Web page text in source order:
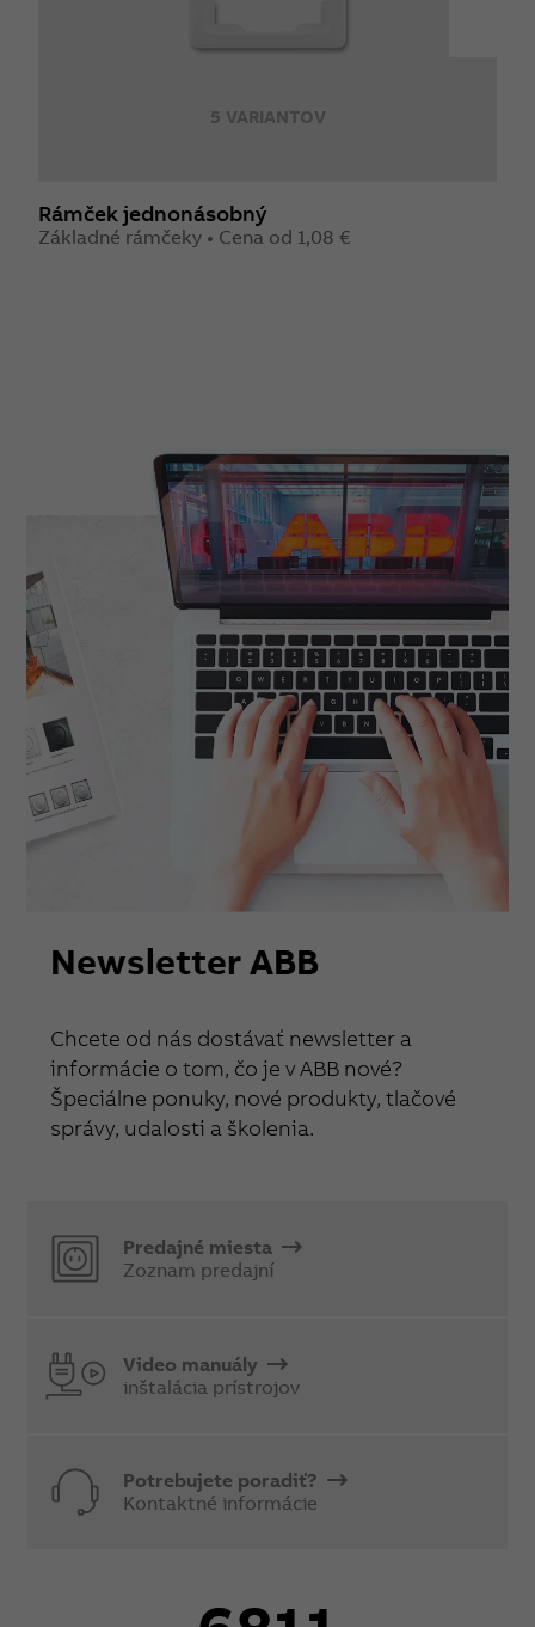
5 VARIANTOV
Rámček jednonásobný
Základné rámčeky • Cena od 1,08 €
Newsletter ABB
Chcete od nás dostávať newsletter a
informácie o tom, čo je v ABB nové?
Špeciálne ponuky, nové produkty, tlačové
správy, udalosti a školenia.
Predajné miesta
Zoznam predajní
Video manuály
inštalácia prístrojov
Potrebujete poradiť?
Kontaktné informácie